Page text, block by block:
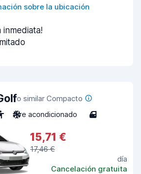
sobre la ubicación
inmediata!
o similar Compacto
Aire acondicionado 4
15,71 €
17,46 €
día
Cancelación gratuita